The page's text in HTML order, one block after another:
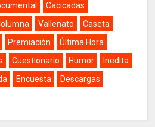
Cacicadas
Vallenato
Caseta
Premiación
Última Hora
Cuestionario Humor
Inedita
Encuesta
Descargas